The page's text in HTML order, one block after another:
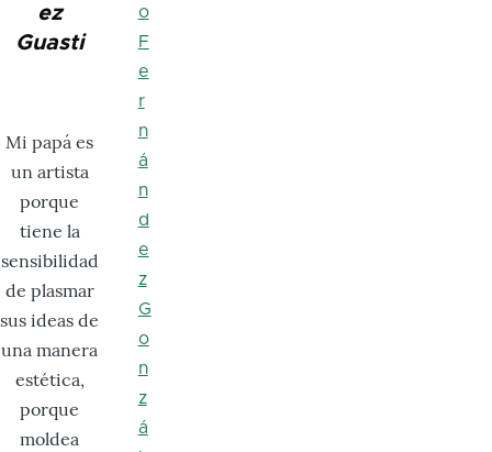
ez
Guasti
Mi papá es
un artista
porque
tiene la
sensibilidad
de plasmar
sus ideas de
una manera
estética,
porque
moldea
o
F
e
r
n
á
n
d
e
z
G
o
n
z
á